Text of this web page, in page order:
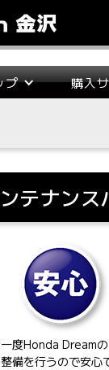
プ 購入
テナンス
度Honda Dream
備を行うので安心